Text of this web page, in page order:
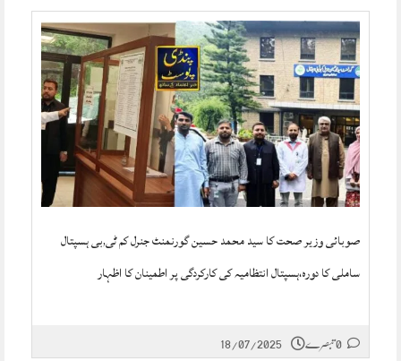
صوبائی وزیر صحت کا سید محمد حسین گورنمنٹ جنرل کم ٹی,بی ہسپتال
ساملی کا دورہ،ہسپتال انتظامیہ کی کارکردگی پر اطمینان کا اظہار
18/07/2025